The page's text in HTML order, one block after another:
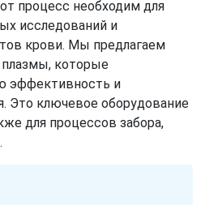
процесс необходим для
исследований и
крови. Мы предлагаем
плазмы, которые
эффективность и
Это ключевое оборудование
для процессов забора,